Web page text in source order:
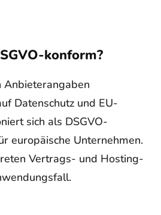
konform?
Anbieterangaben
Datenschutz und EU-
sich als DSGVO-
europäische Unternehmen.
Vertrags- und Hosting-